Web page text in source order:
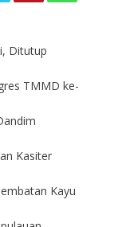
Ditutup
TMMD ke-
Kasiter
Kayu